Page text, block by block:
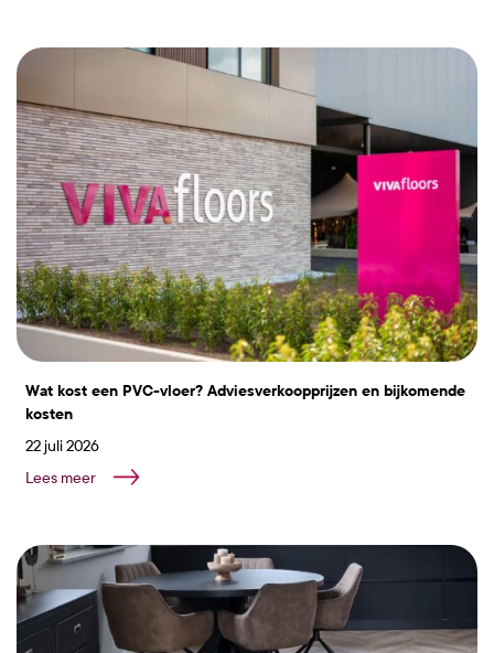
Wat kost een PVC-vloer? Adviesverkoopprijzen en bijkomende
kosten
22 juli 2026
Lees meer